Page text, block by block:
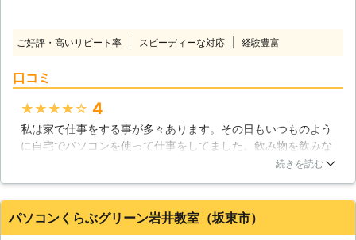
ご好評・高いリピート率 スピーディーな対応 経験豊富
口コミ
★★★★★ 4
私は家で仕事をする事が多々あります。その日もいつものよう
に自宅でパソコンを使って仕事をしてました。飲み物を飲みな
がらやっていたらパソコンにこぼしてしまい立ち上がらなくな
たので治ってよかったです。やはりバックパックを取っとくべ
きだと感じました。
続きを読む
パソコンくらぶグリーン岩井教室（坂東市）